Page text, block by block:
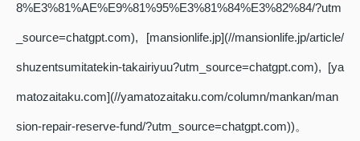
8%E3%81%AE%E9%81%95%E3%81%84%E3%82%84/?utm
_source=chatgpt.com), [mansionlife.jp](//mansionlife.jp/article/
shuzentsumitatekin-takairiyuu?utm_source=chatgpt.com), [ya
matozaitaku.com](//yamatozaitaku.com/column/mankan/man
sion-repair-reserve-fund/?utm_source=chatgpt.com))。